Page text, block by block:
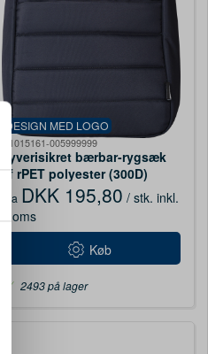
DESIGN MED LOGO
G1015161-005999999
Tyverisikret bærbar-rygsæk
af rPET polyester (300D)
Calliope - blå
Fra DKK 195,80 / stk. inkl.
moms
Køb
2493 på lager